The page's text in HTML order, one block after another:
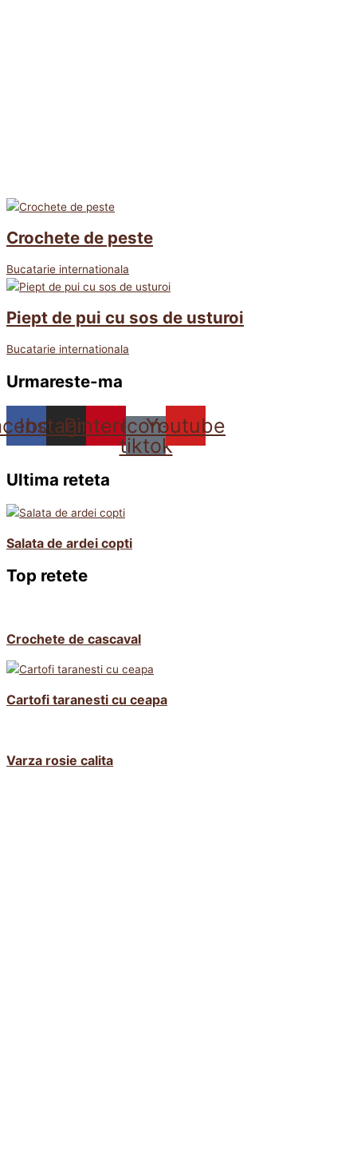
Crochete de peste
Bucatarie internationala
Piept de pui cu sos de usturoi
Bucatarie internationala
Urmareste-ma
Instagram
Pinterest
Icon-
tiktok
Youtube
Ultima reteta
Salata de ardei copti
Top retete
Crochete de cascaval
Cartofi taranesti cu ceapa
Varza rosie calita